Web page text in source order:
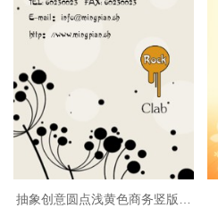
抽象创意圆点浅黄色商务竖版名片